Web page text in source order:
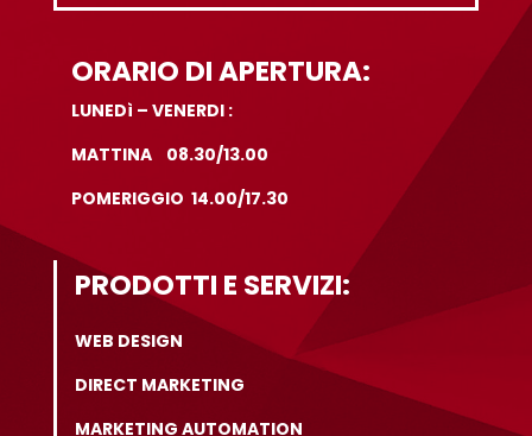
ORARIO DI APERTURA:
LUNEDì – VENERDI :
MATTINA 08.30/13.00
POMERIGGIO 14.00/17.30
PRODOTTI E SERVIZI:
WEB DESIGN
DIRECT MARKETING
MARKETING AUTOMATION